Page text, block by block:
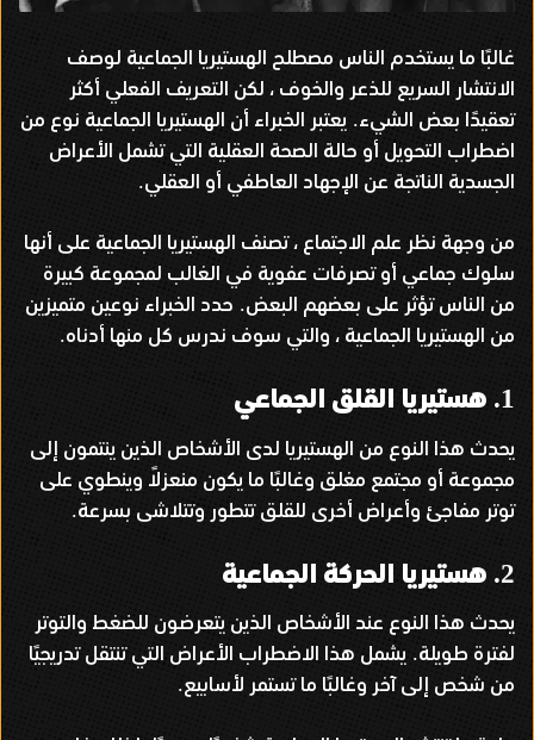
غالبًا ما يستخدم الناس مصطلح الهستيريا الجماعية لوصف
الانتشار السريع للذعر والخوف ، لكن التعريف الفعلي أكثر
تعقيدًا بعض الشيء. يعتبر الخبراء أن الهستيريا الجماعية نوع من
اضطراب التحويل أو حالة الصحة العقلية التي تشمل الأعراض
الجسدية الناتجة عن الإجهاد العاطفي أو العقلي.
من وجهة نظر علم الاجتماع ، تصنف الهستيريا الجماعية على أنها
سلوك جماعي أو تصرفات عفوية في الغالب لمجموعة كبيرة
من الناس تؤثر على بعضهم البعض. حدد الخبراء نوعين متميزين
من الهستيريا الجماعية ، والتي سوف ندرس كل منها أدناه.
1. هستيريا القلق الجماعي
يحدث هذا النوع من الهستيريا لدى الأشخاص الذين ينتمون إلى
مجموعة أو مجتمع مغلق وغالبًا ما يكون منعزلاً وينطوي على
توتر مفاجئ وأعراض أخرى للقلق تتطور وتتلاشى بسرعة.
2. هستيريا الحركة الجماعية
يحدث هذا النوع عند الأشخاص الذين يتعرضون للضغط والتوتر
لفترة طويلة. يشمل هذا الاضطراب الأعراض التي تنتقل تدريجيًا
من شخص إلى آخر وغالبًا ما تستمر لأسابيع.